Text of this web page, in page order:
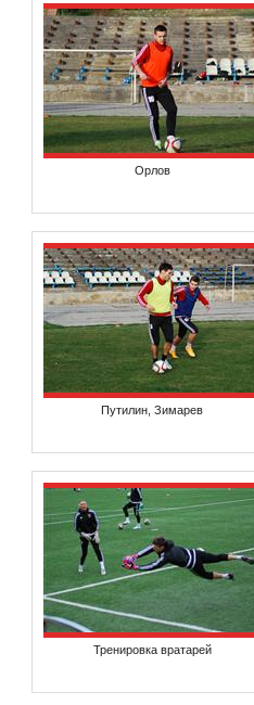
Орлов
Путилин, Зимарев
Тренировка вратарей